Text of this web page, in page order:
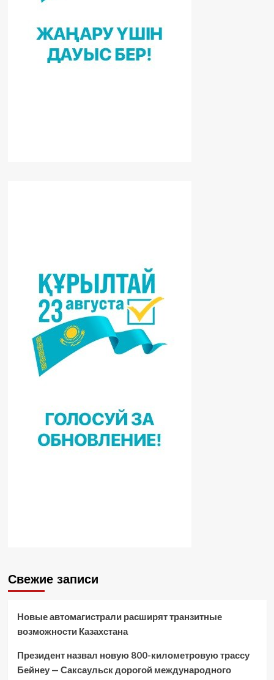
Свежие записи
Новые автомагистрали расширят транзитные
возможности Казахстана
Президент назвал новую 800-километровую трассу
Бейнеу — Саксаульск дорогой международного